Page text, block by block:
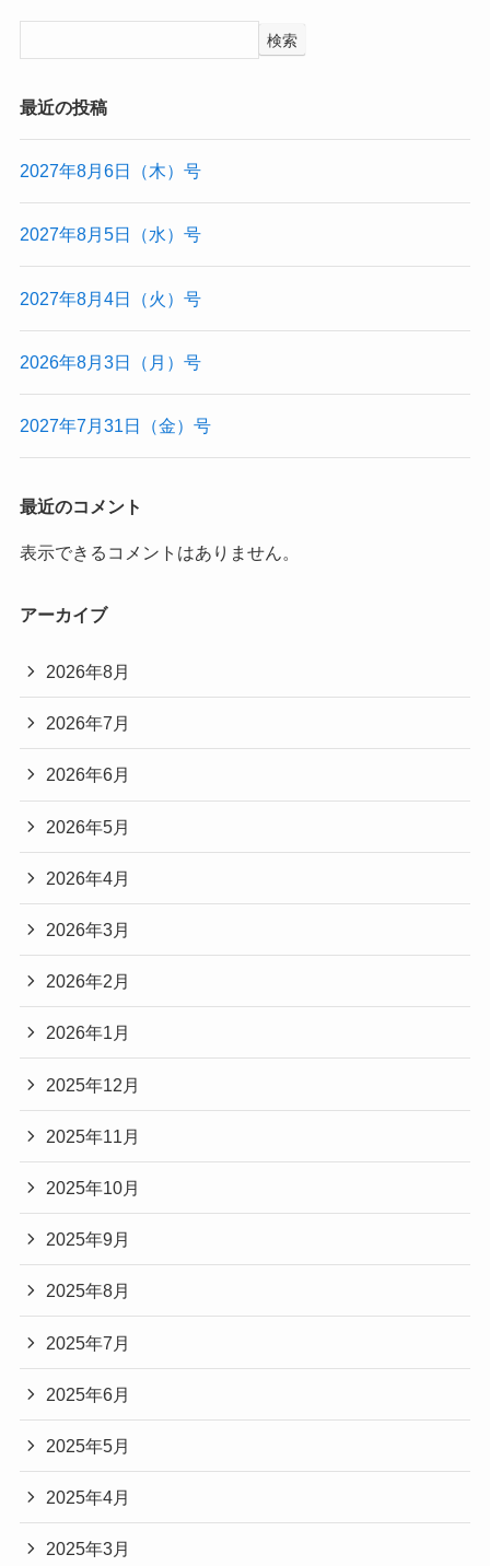
検索
最近の投稿
2027年8月6日（木）号
2027年8月5日（水）号
2027年8月4日（火）号
2026年8月3日（月）号
2027年7月31日（金）号
最近のコメント
表示できるコメントはありません。
アーカイブ
2026年8月
2026年7月
2026年6月
2026年5月
2026年4月
2026年3月
2026年2月
2026年1月
2025年12月
2025年11月
2025年10月
2025年9月
2025年8月
2025年7月
2025年6月
2025年5月
2025年4月
2025年3月